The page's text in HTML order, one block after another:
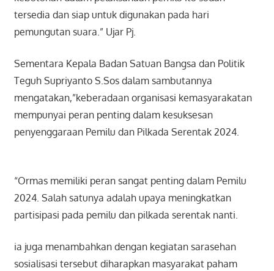
tersedia dan siap untuk digunakan pada hari
pemungutan suara.” Ujar Pj.
Sementara Kepala Badan Satuan Bangsa dan Politik
Teguh Supriyanto S.Sos dalam sambutannya
mengatakan,”keberadaan organisasi kemasyarakatan
mempunyai peran penting dalam kesuksesan
penyenggaraan Pemilu dan Pilkada Serentak 2024.
“Ormas memiliki peran sangat penting dalam Pemilu
2024. Salah satunya adalah upaya meningkatkan
partisipasi pada pemilu dan pilkada serentak nanti.
ia juga menambahkan dengan kegiatan sarasehan
sosialisasi tersebut diharapkan masyarakat paham